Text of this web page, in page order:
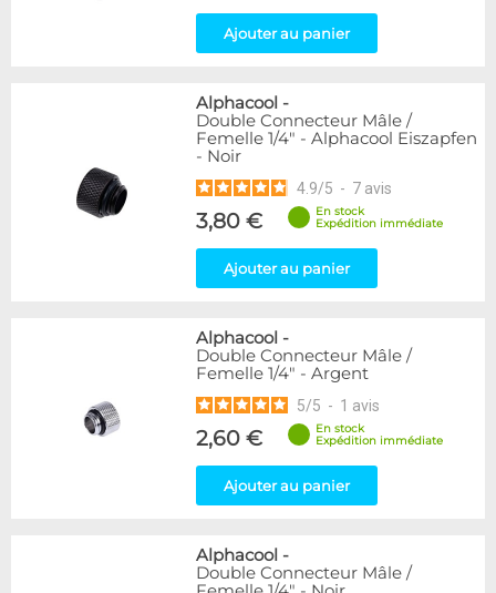
Ajouter au panier
Alphacool -
Double Connecteur Mâle /
Femelle 1/4" - Alphacool Eiszapfen
- Noir
4.9/5 - 7 avis
3,80 €
En stock
Expédition immédiate
Ajouter au panier
Alphacool -
Double Connecteur Mâle /
Femelle 1/4" - Argent
5/5 - 1 avis
2,60 €
En stock
Expédition immédiate
Ajouter au panier
Alphacool -
Double Connecteur Mâle /